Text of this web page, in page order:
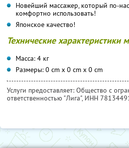
Новейший массажер, который по-
комфортно использовать!
Японское качество!
Технические характеристики
Масса: 4 кг
Размеры: 0 cm x 0 cm x 0 cm
Услуги предоставляет: Общество с
ответственностью "Лига", ИНН